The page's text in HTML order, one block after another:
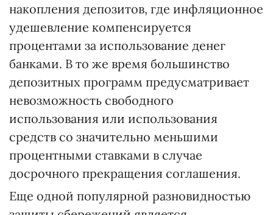
накопления депозитов, где инфляционное
удешевление компенсируется
процентами за использование денег
банками. В то же время большинство
депозитных программ предусматривает
невозможность свободного
использования или использования
средств со значительно меньшими
процентными ставками в случае
досрочного прекращения соглашения.
Еще одной популярной разновидностью